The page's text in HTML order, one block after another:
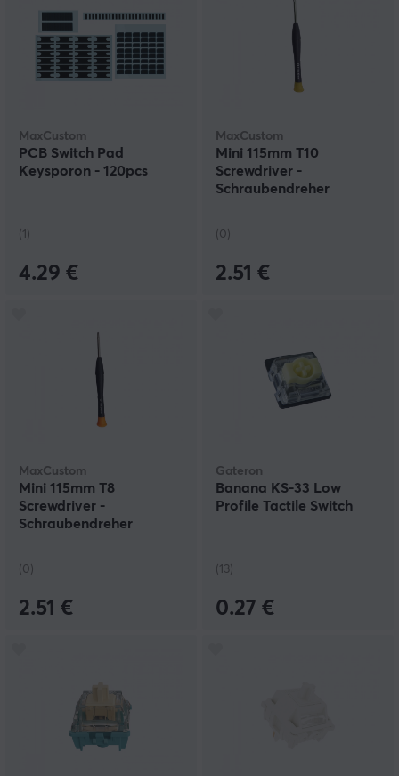
MaxCustom
PCB Switch Pad
Keysporon - 120pcs
(1)
4.29 €
MaxCustom
Mini 115mm T10
Screwdriver -
Schraubendreher
(0)
2.51 €
MaxCustom
Mini 115mm T8
Screwdriver -
Schraubendreher
(0)
2.51 €
Gateron
Banana KS-33 Low
Profile Tactile Switch
(13)
0.27 €